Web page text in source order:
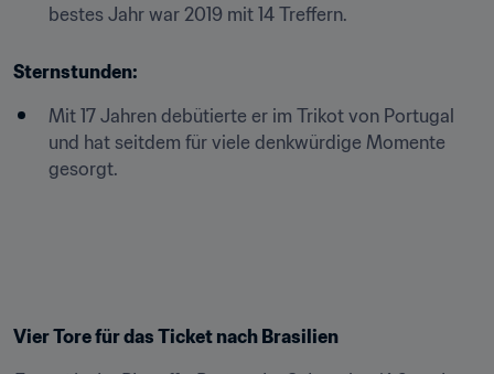
bestes Jahr war 2019 mit 14 Treffern.
Sternstunden:
Mit 17 Jahren debütierte er im Trikot von Portugal
und hat seitdem für viele denkwürdige Momente
gesorgt.
Vier Tore für das Ticket nach Brasilien